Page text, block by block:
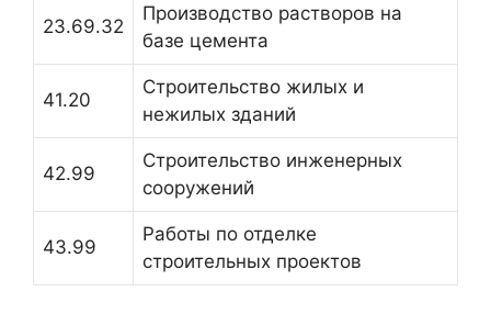
23.69.32
Производство растворов на
базе цемента
41.20
Строительство жилых и
нежилых зданий
42.99
Строительство инженерных
сооружений
43.99
Работы по отделке
строительных проектов